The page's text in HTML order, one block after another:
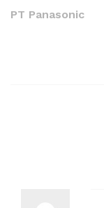
PT Panasonic